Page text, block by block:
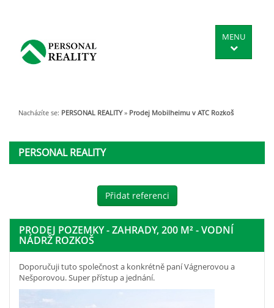
MENU
Nacházíte se: PERSONAL REALITY » Prodej Mobilheimu v ATC Rozkoš
PERSONAL REALITY
Přidat referenci
PRODEJ POZEMKY - ZAHRADY, 200 M² - VODNÍ
NÁDRŽ ROZKOŠ
Doporučuji tuto společnost a konkrétně paní Vágnerovou a
Nešporovou. Super přístup a jednání.